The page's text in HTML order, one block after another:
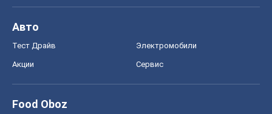
Авто
Тест Драйв Электромобили
Акции Сервис
Food Oboz